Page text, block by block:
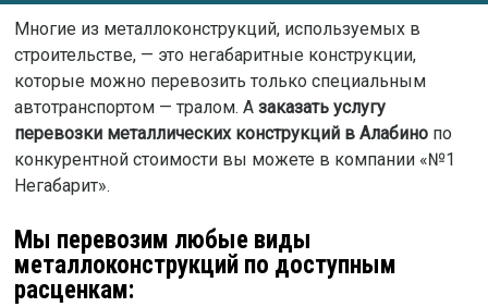
Многие из металлоконструкций, используемых в
строительстве, — это негабаритные конструкции,
которые можно перевозить только специальным
автотранспортом — тралом. А заказать услугу
перевозки металлических конструкций в Алабинопо
конкурентной стоимости вы можете в компании «№1
Негабарит».
Мы перевозим любые виды
металлоконструкций по доступным
расценкам: